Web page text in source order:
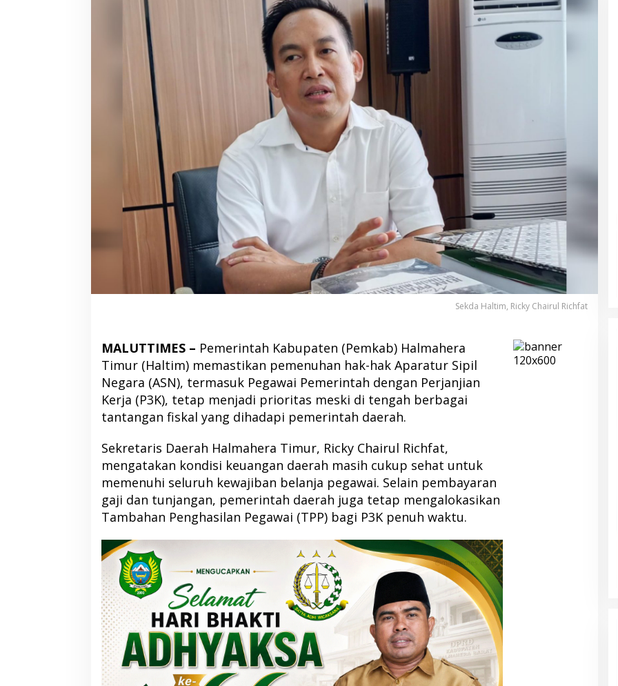
Sekda Haltim, Ricky Chairul Richfat
MALUTTIMES – Pemerintah Kabupaten (Pemkab) Halmahera
Timur (Haltim) memastikan pemenuhan hak-hak Aparatur Sipil
Negara (ASN), termasuk Pegawai Pemerintah dengan Perjanjian
Kerja (P3K), tetap menjadi prioritas meski di tengah berbagai
tantangan fiskal yang dihadapi pemerintah daerah.
Sekretaris Daerah Halmahera Timur, Ricky Chairul Richfat,
mengatakan kondisi keuangan daerah masih cukup sehat untuk
memenuhi seluruh kewajiban belanja pegawai. Selain pembayaran
gaji dan tunjangan, pemerintah daerah juga tetap mengalokasikan
Tambahan Penghasilan Pegawai (TPP) bagi P3K penuh waktu.